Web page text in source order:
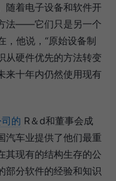
随着电子设备和软件开
法——它们只是另一个
，他说，“原始设备制
从硬件优先的方法转变
来十年内仍然使用现有
的 R＆d和董事会成
汽车业提供了他们最重
其现有的结构生存的公
部分软件的经验和知识